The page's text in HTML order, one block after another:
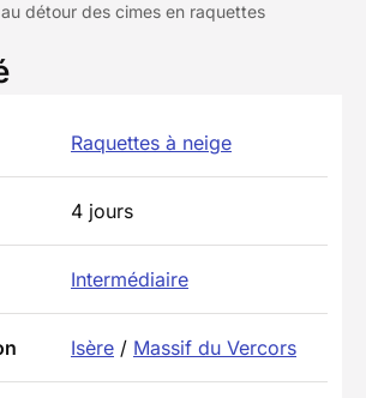
détour des cimes en raquettes
Raquettes à neige
4 jours
Intermédiaire
Isère / Massif du Vercors